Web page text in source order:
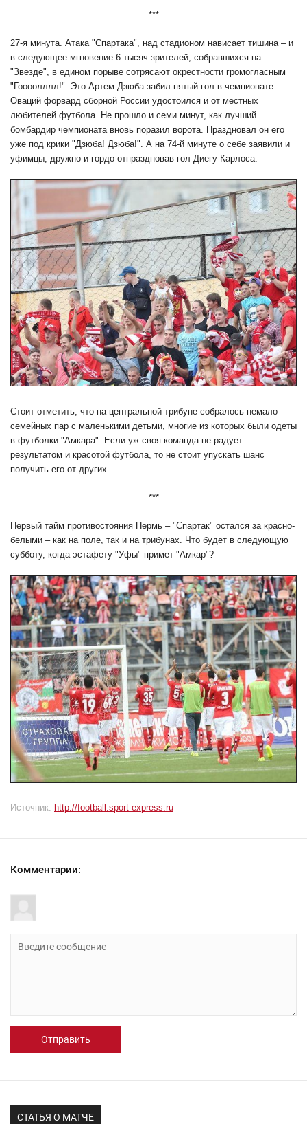
***
27-я минута. Атака "Спартака", над стадионом нависает тишина – и
в следующее мгновение 6 тысяч зрителей, собравшихся на
"Звезде", в едином порыве сотрясают окрестности громогласным
"Гоооолллл!". Это Артем Дзюба забил пятый гол в чемпионате.
Оваций форвард сборной России удостоился и от местных
любителей футбола. Не прошло и семи минут, как лучший
бомбардир чемпионата вновь поразил ворота. Праздновал он его
уже под крики "Дзюба! Дзюба!". А на 74-й минуте о себе заявили и
уфимцы, дружно и гордо отпраздновав гол Диегу Карлоса.
Стоит отметить, что на центральной трибуне собралось немало
семейных пар с маленькими детьми, многие из которых были одеты
в футболки "Амкара". Если уж своя команда не радует
результатом и красотой футбола, то не стоит упускать шанс
получить его от других.
***
Первый тайм противостояния Пермь – "Спартак" остался за красно-
белыми – как на поле, так и на трибунах. Что будет в следующую
субботу, когда эстафету "Уфы" примет "Амкар"?
Источник: http://football.sport-express.ru
Комментарии:
Отправить
СТАТЬЯ О МАТЧЕ